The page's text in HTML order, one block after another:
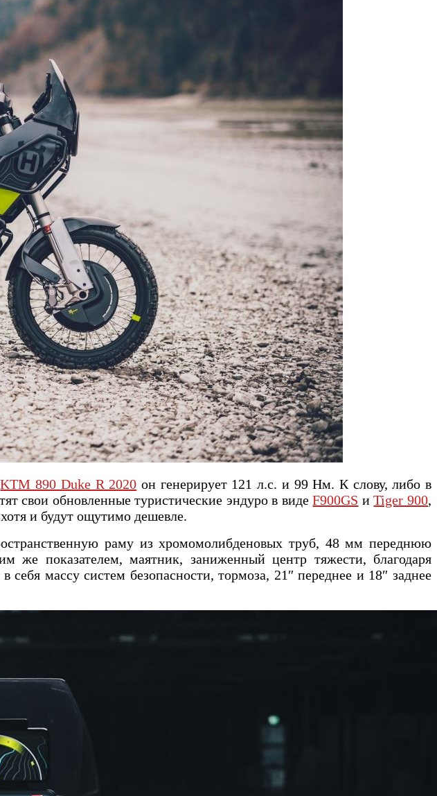
KTM 890 Duke R 2020 он генерирует 121 л.с. и 99 Нм. К слову, либо в
свои обновленные туристические эндуро в видеF900GS иTiger 900,
и будут ощутимо дешевле.
раму из хромомолибденовых труб, 48 мм переднюю
показателем, маятник, заниженный центр тяжести, благодаря
массу систем безопасности, тормоза, 21″ переднее и 18″ заднее